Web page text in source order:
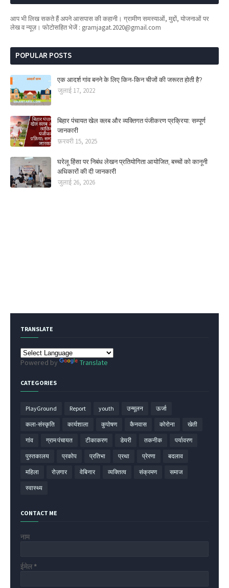
आप भी लिख सकते हैं अपने आसपास की कहानी। ग्रामीण समस्याओं, मुद्दों, योजनाओं पर
लेख व न्यूज़। फोटोसहित भेजें : gramjagat.2020@gmail.com
POPULAR POSTS
एक आदर्श गांव बनने के लिए किन-किन चीजों की जरूरत होती है?
जुलाई 17, 2022
बिहार पंचायत खेल क्लब और व्यक्तिगत पंजीकरण प्रक्रिया: सम्पूर्ण
जानकारी
फ़रवरी 15, 2025
घरेलू हिंसा पर निबंध लेखन प्रतियोगिता आयोजित, बच्चों को कानूनी
अधिकारों की दी जानकारी
जुलाई 26, 2026
TRANSLATE
Powered by Translate
CATEGORIES
PlayGround Report youth उन्मूलन ऊर्जा
कला-संस्कृति कार्यशाला कुपोषण कैनवास कोरोना खेती
गांव ग्राम पंचायत टीकाकरण डेयरी तकनीक पर्यावरण
पुस्तकालय प्रकोप प्रतिभा प्रथा प्रेरणा बदलाव
महिला रोज़गार वेबिनार व्यक्तित्व संक्रमण समाज
स्वास्थ्य
CONTACT ME
नाम
ईमेल *